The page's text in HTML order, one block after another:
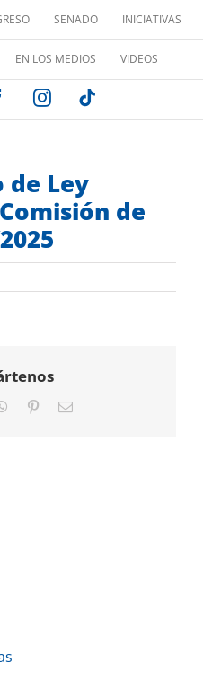
SENADO INICIATIVAS
EN LOS MEDIOS VIDEOS
FacebookInstagram
de Ley
de
WhatsApp
PinterestCorreo